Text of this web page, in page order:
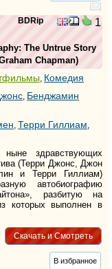
BDRip 1
The Untrue Story
Chapman)
Комедия
Бенджамин
Терри Гиллиам
здравствующих
(Терри Джонс, Джон
и Терри Гиллиам)
автобиографию
разбитую на
которых выполнен в
Скачать и Смотреть
В избранное